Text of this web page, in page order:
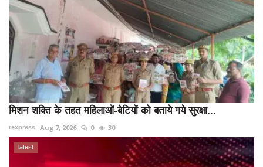
मिशन शक्ति के तहत महिलाओं-बेटियों को बताये गये सुरक्षा...
rexpress Aug 7, 2026 0 30
latest